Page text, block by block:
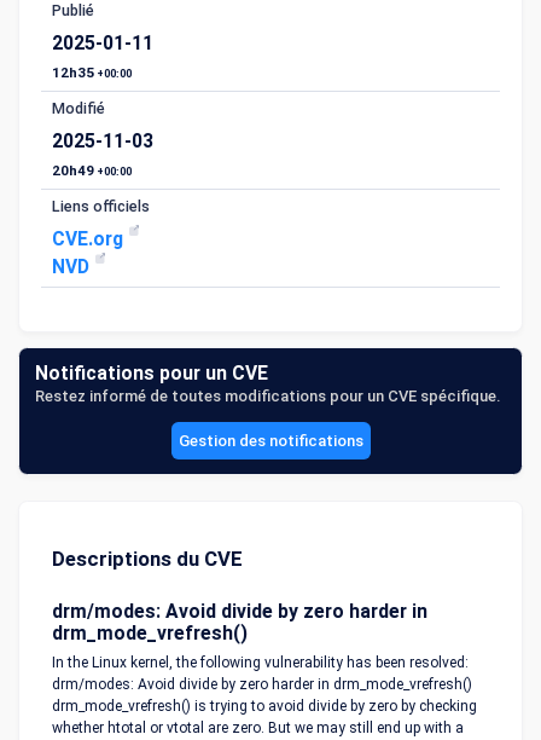
Publié
2025-01-11
12h35 +00:00
Modifié
2025-11-03
20h49 +00:00
Liens officiels
CVE.org
NVD
Notifications pour un CVE
Restez informé de toutes modifications pour un CVE spécifique.
Gestion des notifications
Descriptions du CVE
drm/modes: Avoid divide by zero harder in
drm_mode_vrefresh()
In the Linux kernel, the following vulnerability has been resolved:
drm/modes: Avoid divide by zero harder in drm_mode_vrefresh()
drm_mode_vrefresh() is trying to avoid divide by zero by checking
whether htotal or vtotal are zero. But we may still end up with a